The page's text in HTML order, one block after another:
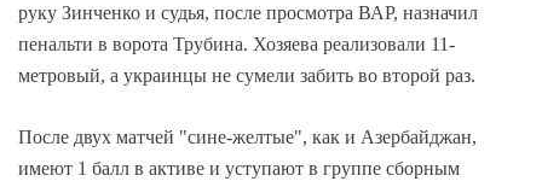
руку Зинченко и судья, после просмотра ВАР, назначил
пенальти в ворота Трубина. Хозяева реализовали 11-
метровый, а украинцы не сумели забить во второй раз.
После двух матчей "сине-желтые", как и Азербайджан,
имеют 1 балл в активе и уступают в группе сборным